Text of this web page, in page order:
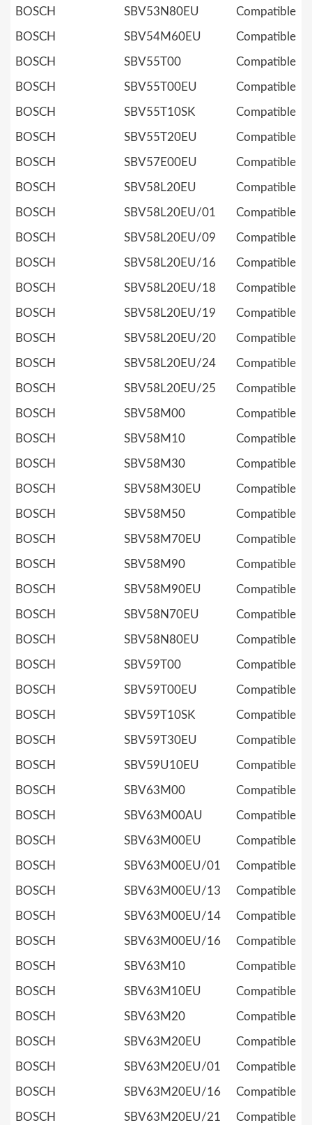
BOSCH SBV53N80EU Compatible
BOSCH SBV54M60EU Compatible
BOSCH SBV55T00 Compatible
BOSCH SBV55T00EU Compatible
BOSCH SBV55T10SK Compatible
BOSCH SBV55T20EU Compatible
BOSCH SBV57E00EU Compatible
BOSCH SBV58L20EU Compatible
BOSCH SBV58L20EU/01 Compatible
BOSCH SBV58L20EU/09 Compatible
BOSCH SBV58L20EU/16 Compatible
BOSCH SBV58L20EU/18 Compatible
BOSCH SBV58L20EU/19 Compatible
BOSCH SBV58L20EU/20 Compatible
BOSCH SBV58L20EU/24 Compatible
BOSCH SBV58L20EU/25 Compatible
BOSCH SBV58M00 Compatible
BOSCH SBV58M10 Compatible
BOSCH SBV58M30 Compatible
BOSCH SBV58M30EU Compatible
BOSCH SBV58M50 Compatible
BOSCH SBV58M70EU Compatible
BOSCH SBV58M90 Compatible
BOSCH SBV58M90EU Compatible
BOSCH SBV58N70EU Compatible
BOSCH SBV58N80EU Compatible
BOSCH SBV59T00 Compatible
BOSCH SBV59T00EU Compatible
BOSCH SBV59T10SK Compatible
BOSCH SBV59T30EU Compatible
BOSCH SBV59U10EU Compatible
BOSCH SBV63M00 Compatible
BOSCH SBV63M00AU Compatible
BOSCH SBV63M00EU Compatible
BOSCH SBV63M00EU/01 Compatible
BOSCH SBV63M00EU/13 Compatible
BOSCH SBV63M00EU/14 Compatible
BOSCH SBV63M00EU/16 Compatible
BOSCH SBV63M10 Compatible
BOSCH SBV63M10EU Compatible
BOSCH SBV63M20 Compatible
BOSCH SBV63M20EU Compatible
BOSCH SBV63M20EU/01 Compatible
BOSCH SBV63M20EU/16 Compatible
BOSCH SBV63M20EU/21 Compatible